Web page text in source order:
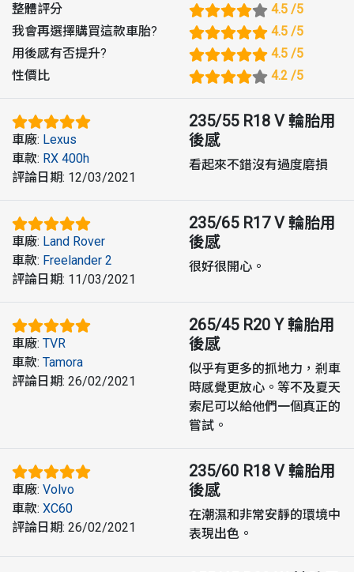
整體評分
4.5 /5
我會再選擇購買這款車胎? 4.5 /5
用後感有否提升? 4.5 /5
性價比
4.2 /5
車廠: Lexus
車款: RX 400h
評論日期: 12/03/2021
235/55 R18 V 輪胎用
後感
看起來不錯沒有過度磨損
車廠: Land Rover
車款: Freelander 2
評論日期: 11/03/2021
235/65 R17 V 輪胎用
後感
很好很開心。
車廠: TVR
車款: Tamora
評論日期: 26/02/2021
265/45 R20 Y 輪胎用
後感
似乎有更多的抓地力，剎車
時感覺更放心。等不及夏天
索尼可以給他們一個真正的
嘗試。
車廠: Volvo
車款: XC60
評論日期: 26/02/2021
235/60 R18 V 輪胎用
後感
在潮濕和非常安靜的環境中
表現出色。